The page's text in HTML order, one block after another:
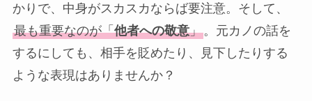
かりで、中身がスカスカならば要注意。そして、
最も重要なのが「他者への敬意」。元カノの話を
するにしても、相手を貶めたり、見下したりする
ような表現はありませんか？